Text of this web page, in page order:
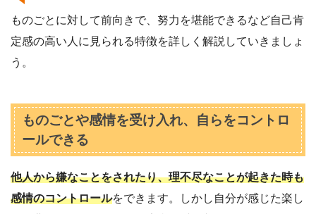
ものごとに対して前向きで、努力を堪能できるなど自己肯
定感の高い人に見られる特徴を詳しく解説していきましょ
う。
ものごとや感情を受け入れ、自らをコントロ
ールできる
他人から嫌なことをされたり、理不尽なことが起きた時も
感情のコントロールをできます。しかし自分が感じた楽し